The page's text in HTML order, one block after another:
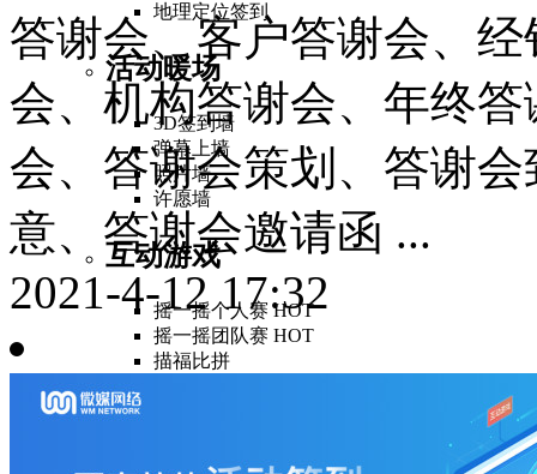
地理定位签到
活动暖场
3D签到墙
弹幕上墙
照片墙
许愿墙
互动游戏
摇一摇个人赛HOT
摇一摇团队赛 HOT
描福比拼
答谢会、客户答谢会、
会、机构答谢会、年终
会、答谢会策划、答谢
意、答谢会邀请函 ...
2021-4-12 17:32